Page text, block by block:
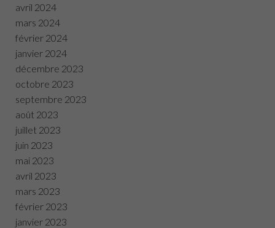
avril 2024
mars 2024
février 2024
janvier 2024
décembre 2023
octobre 2023
septembre 2023
août 2023
juillet 2023
juin 2023
mai 2023
avril 2023
mars 2023
février 2023
janvier 2023